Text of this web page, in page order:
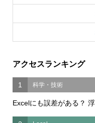
アクセスランキング
1 科学・技術
Excelにも誤差がある？